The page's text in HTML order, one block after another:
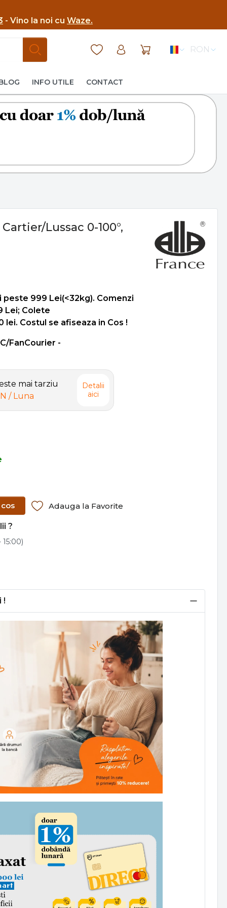
- Vino la noi cu Waze.
RON
INFO UTILE CONTACT
Lussac 0-100°,
999 Lei(<32kg). Comenzi
Lei; Colete
Costul se afiseaza in Cos !
FanCourier -
mai tarziu
/ Luna
Detalii
aici
Adauga la Favorite
?
!